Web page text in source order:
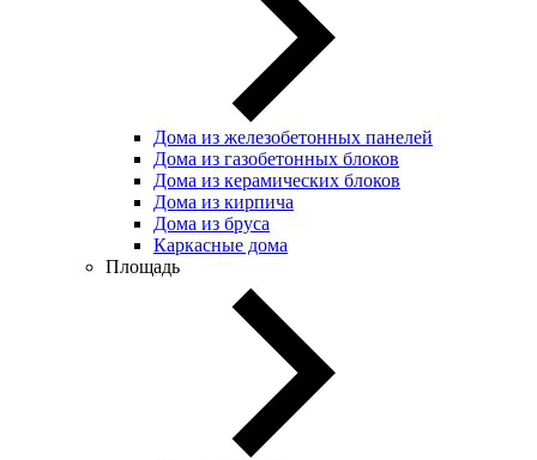
Дома из железобетонных панелей
Дома из газобетонных блоков
Дома из керамических блоков
Дома из кирпича
Дома из бруса
Каркасные дома
Площадь